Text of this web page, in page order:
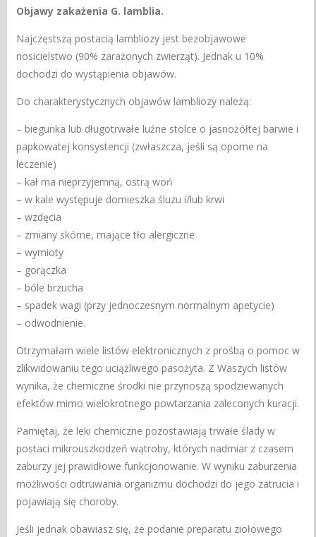
Objawy zakażenia G. lamblia.
Najczęstszą postacią lambliozy jest bezobjawowe
nosicielstwo (90% zarażonych zwierząt). Jednak u 10%
dochodzi do wystąpienia objawów.
Do charakterystycznych objawów lambliozy należą:
– biegunka lub długotrwałe luźne stolce o jasnożółtej barwie i
papkowatej konsystencji (zwłaszcza, jeśli są oporne na
leczenie)
– kał ma nieprzyjemną, ostrą woń
– w kale występuje domieszka śluzu i/lub krwi
– wzdęcia
– zmiany skórne, mające tło alergiczne
– wymioty
– gorączka
– bóle brzucha
– spadek wagi (przy jednoczesnym normalnym apetycie)
– odwodnienie.
Otrzymałam wiele listów elektronicznych z prośbą o pomoc w
zlikwidowaniu tego uciążliwego pasożyta. Z Waszych listów
wynika, że chemiczne środki nie przynoszą spodziewanych
efektów mimo wielokrotnego powtarzania zaleconych kuracji.
Pamiętaj, że leki chemiczne pozostawiają trwałe ślady w
postaci mikrouszkodzeń wątroby, których nadmiar z czasem
zaburzy jej prawidłowe funkcjonowanie. W wyniku zaburzenia
możliwości odtruwania organizmu dochodzi do jego zatrucia i
pojawiają się choroby.
Jeśli jednak obawiasz się, że podanie preparatu ziołowego